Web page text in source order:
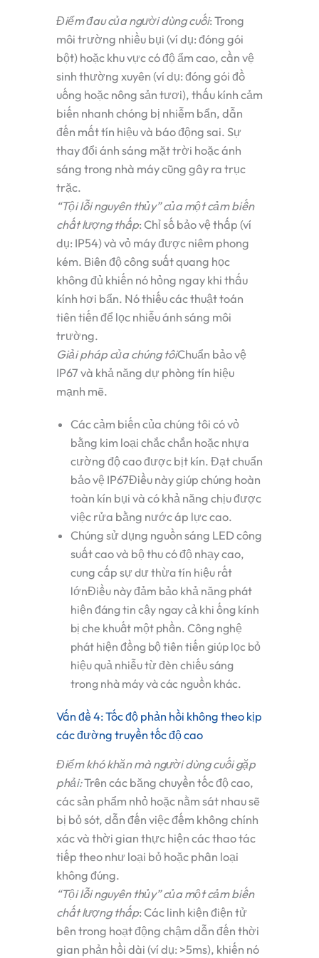
Điểm đau của người dùng cuối: Trong
môi trường nhiều bụi (ví dụ: đóng gói
bột) hoặc khu vực có độ ẩm cao, cần vệ
sinh thường xuyên (ví dụ: đóng gói đồ
uống hoặc nông sản tươi), thấu kính cảm
biến nhanh chóng bị nhiễm bẩn, dẫn
đến mất tín hiệu và báo động sai. Sự
thay đổi ánh sáng mặt trời hoặc ánh
sáng trong nhà máy cũng gây ra trục
trặc.
“Tội lỗi nguyên thủy” của một cảm biến
chất lượng thấp: Chỉ số bảo vệ thấp (ví
dụ: IP54) và vỏ máy được niêm phong
kém. Biên độ công suất quang học
không đủ khiến nó hỏng ngay khi thấu
kính hơi bẩn. Nó thiếu các thuật toán
tiên tiến để lọc nhiễu ánh sáng môi
trường.
Giải pháp của chúng tôiChuẩn bảo vệ
IP67 và khả năng dự phòng tín hiệu
mạnh mẽ.
Các cảm biến của chúng tôi có vỏ
bằng kim loại chắc chắn hoặc nhựa
cường độ cao được bịt kín. Đạt chuẩn
bảo vệ IP67Điều này giúp chúng hoàn
toàn kín bụi và có khả năng chịu được
việc rửa bằng nước áp lực cao.
Chúng sử dụng nguồn sáng LED công
suất cao và bộ thu có độ nhạy cao,
cung cấp sự dư thừa tín hiệu rất
lớnĐiều này đảm bảo khả năng phát
hiện đáng tin cậy ngay cả khi ống kính
bị che khuất một phần. Công nghệ
phát hiện đồng bộ tiên tiến giúp lọc bỏ
hiệu quả nhiễu từ đèn chiếu sáng
trong nhà máy và các nguồn khác.
Vấn đề 4: Tốc độ phản hồi không theo kịp
các đường truyền tốc độ cao
Điểm khó khăn mà người dùng cuối gặp
phải:Trên các băng chuyền tốc độ cao,
các sản phẩm nhỏ hoặc nằm sát nhau sẽ
bị bỏ sót, dẫn đến việc đếm không chính
xác và thời gian thực hiện các thao tác
tiếp theo như loại bỏ hoặc phân loại
không đúng.
“Tội lỗi nguyên thủy” của một cảm biến
chất lượng thấp: Các linh kiện điện tử
bên trong hoạt động chậm dẫn đến thời
gian phản hồi dài (ví dụ: >5ms), khiến nó